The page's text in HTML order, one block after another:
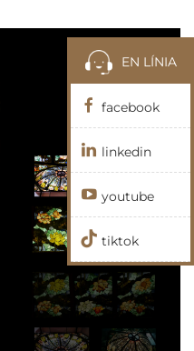
EN LÍNIA
facebook
linkedin
youtube
tiktok